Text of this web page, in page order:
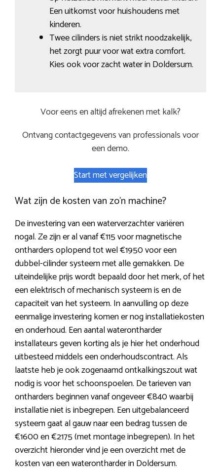
Een uitkomst voor huishoudens met
kinderen.
Twee cilinders is niet strikt noodzakelijk,
het zorgt puur voor wat extra comfort.
Kies ook voor zacht water in Doldersum.
Voor eens en altijd afrekenen met kalk?
Ontvang contactgegevens van professionals voor
een demo.
Start met vergelijken
Wat zijn de kosten van zo’n machine?
De investering van een waterverzachter variëren
nogal. Ze zijn er al vanaf €115 voor magnetische
ontharders oplopend tot wel €1950 voor een
dubbel-cilinder systeem met alle gemakken. De
uiteindelijke prijs wordt bepaald door het merk, of het
een elektrisch of mechanisch systeem is en de
capaciteit van het systeem. In aanvulling op deze
eenmalige investering komen er nog installatiekosten
en onderhoud. Een aantal waterontharder
installateurs geven korting als je hier het onderhoud
uitbesteed middels een onderhoudscontract. Als
laatste heb je ook zogenaamd ontkalkingszout wat
nodig is voor het schoonspoelen. De tarieven van
ontharders beginnen vanaf ongeveer €840 waarbij
installatie niet is inbegrepen. Een uitgebalanceerd
systeem gaat al gauw naar een bedrag tussen de
€1600 en €2175 (met montage inbegrepen). In het
overzicht hieronder vind je een overzicht met de
kosten van een waterontharder in Doldersum.